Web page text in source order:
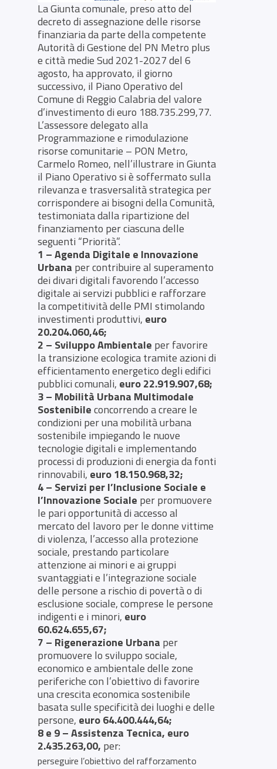
La Giunta comunale, preso atto del
decreto di assegnazione delle risorse
finanziaria da parte della competente
Autorità di Gestione del PN Metro plus
e città medie Sud 2021-2027 del 6
agosto, ha approvato, il giorno
successivo, il Piano Operativo del
Comune di Reggio Calabria del valore
d’investimento di euro 188.735.299,77.
L’assessore delegato alla
Programmazione e rimodulazione
risorse comunitarie – PON Metro,
Carmelo Romeo, nell’illustrare in Giunta
il Piano Operativo si è soffermato sulla
rilevanza e trasversalità strategica per
corrispondere ai bisogni della Comunità,
testimoniata dalla ripartizione del
finanziamento per ciascuna delle
seguenti “Priorità”.
1 – Agenda Digitale e Innovazione
Urbana per contribuire al superamento
dei divari digitali favorendo l’accesso
digitale ai servizi pubblici e rafforzare
la competitività delle PMI stimolando
investimenti produttivi, euro
20.204.060,46;
2 – Sviluppo Ambientale per favorire
la transizione ecologica tramite azioni di
efficientamento energetico degli edifici
pubblici comunali, euro 22.919.907,68;
3 – Mobilità Urbana Multimodale
Sostenibileconcorrendo a creare le
condizioni per una mobilità urbana
sostenibile impiegando le nuove
tecnologie digitali e implementando
processi di produzioni di energia da fonti
rinnovabili, euro18.150.968,32;
4 – Servizi per l’Inclusione Sociale e
l’Innovazione Sociale per promuovere
le pari opportunità di accesso al
mercato del lavoro per le donne vittime
di violenza, l’accesso alla protezione
sociale, prestando particolare
attenzione ai minori e ai gruppi
svantaggiati e l’integrazione sociale
delle persone a rischio di povertà o di
esclusione sociale, comprese le persone
indigenti e i minori, euro
60.624.655,67;
7 – Rigenerazione Urbana per
promuovere lo sviluppo sociale,
economico e ambientale delle zone
periferiche con l’obiettivo di favorire
una crescita economica sostenibile
basata sulle specificità dei luoghi e delle
persone, euro 64.400.444,64;
8 e 9 – Assistenza Tecnica, euro
2.435.263,00, per:
perseguire l’obiettivo del rafforzamento